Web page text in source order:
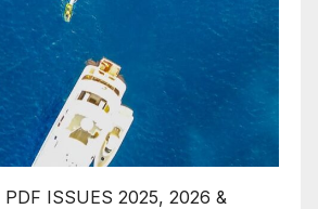
PDF ISSUES 2025, 2026 &